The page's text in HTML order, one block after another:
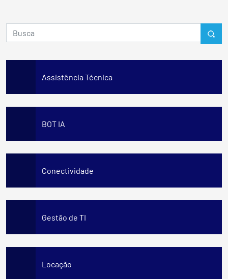
Assistência Técnica
BOT IA
Conectividade
Gestão de TI
Locação